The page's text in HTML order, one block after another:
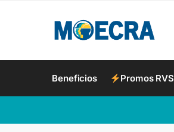
Beneficios Promos RVS